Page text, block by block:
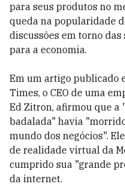
para seus produtos no
queda na popularidade
discussões em torno das
para a economia.
Em um artigo publicado
Times, o CEO de uma
Ed Zitron, afirmou que a
badalada" havia
mundo dos negócios".
de realidade virtual da
cumprido sua "grande
da internet.